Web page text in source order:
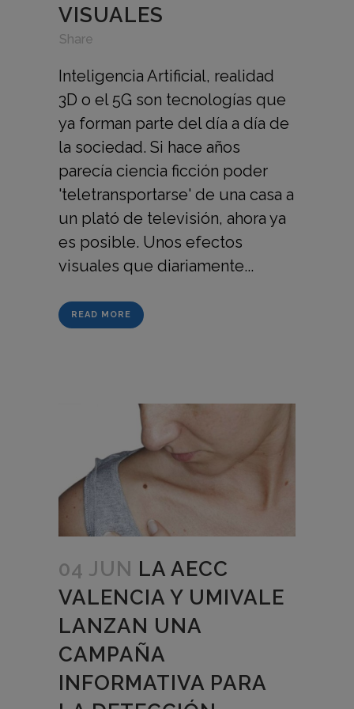
VISUALES
Share
Inteligencia Artificial, realidad
3D o el 5G son tecnologías que
ya forman parte del día a día de
la sociedad. Si hace años
parecía ciencia ficción poder
'teletransportarse' de una casa a
un plató de televisión, ahora ya
es posible. Unos efectos
visuales que diariamente...
READ MORE
04 JUN LA AECC
VALENCIA Y UMIVALE
LANZAN UNA
CAMPAÑA
INFORMATIVA PARA